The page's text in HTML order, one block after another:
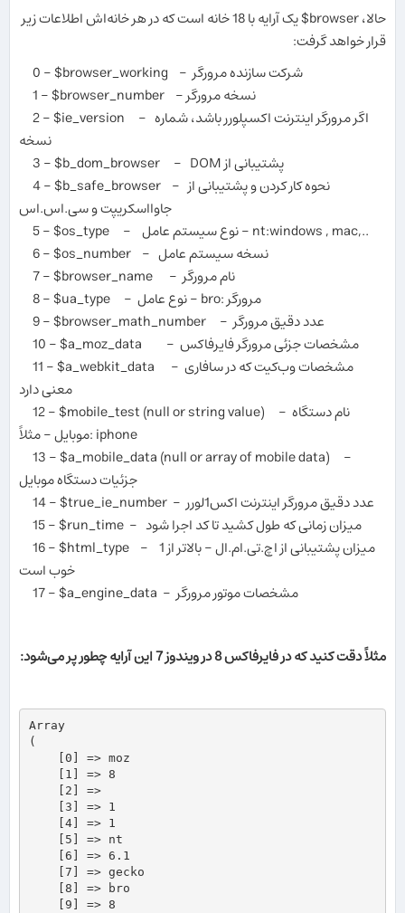
حالا، ‎$browser یک آرایه با 18 خانه است که در هر خانه‌اش اطلاعات زیر
قرار خواهد گرفت:
0 - $browser_working - شرکت سازنده مرورگر
1 - $browser_number - نسخه مرورگر
2 - $ie_version - اگر مرورگر اینترنت اکسپلورر باشد، شماره
نسخه
3 - $b_dom_browser - DOM پشتیبانی از
4 - $b_safe_browser - نحوه کار کردن و پشتیبانی از
جاوااسکریپت و سی.اس.اس
5 - $os_type - نوع سیستم عامل - nt:windows , mac,..
6 - $os_number - نسخه سیستم عامل
7 - $browser_name - نام مرورگر
8 - $ua_type - نوع عامل - bro: مرورگر
9 - $browser_math_number - عدد دقیق مرورگر
10 - $a_moz_data - مشخصات جزئی مرورگر فایرفاکس
11 - $a_webkit_data - مشخصات وب‌کیت که در سافاری
معنی دارد
12 - $mobile_test (null or string value) - نام دستگاه
موبایل - مثلاً: iphone
13 - $a_mobile_data (null or array of mobile data) -
جزئیات دستگاه موبایل
14 - $true_ie_number - عدد دقیق مرورگر اینترنت اکس1لورر
15 - $run_time - میزان زمانی که طول کشید تا کد اجرا شود
16 - $html_type - میزان پشتیبانی از اچ.تی.ام.ال - بالاتر از 1
خوب است
17 - $a_engine_data - مشخصات موتور مرورگر
مثلاً دقت کنید که در فایرفاکس 8 در ویندوز 7 این آرایه چطور پر می‌شود:
Array
(
    [0] => moz
    [1] => 8
    [2] =>
    [3] => 1
    [4] => 1
    [5] => nt
    [6] => 6.1
    [7] => gecko
    [8] => bro
    [9] => 8